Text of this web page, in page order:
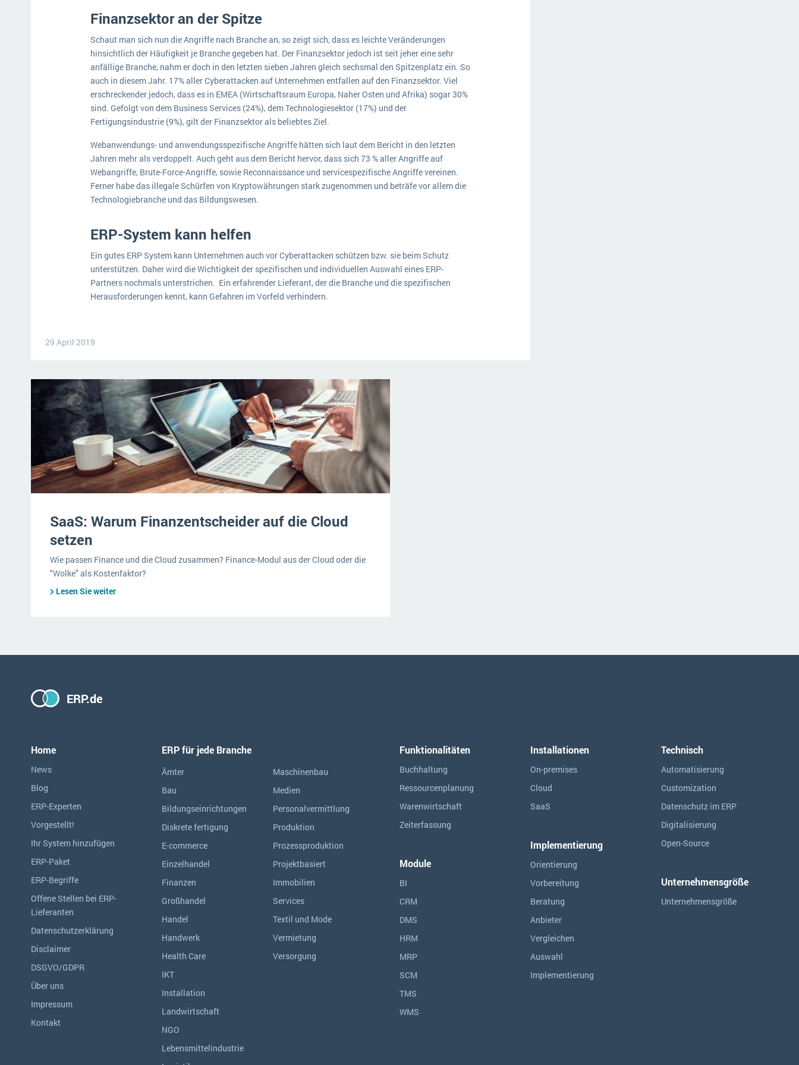
Finanzsektor an der Spitze
Schaut man sich nun die Angriffe nach Branche an, so zeigt sich, dass es leichte Veränderungen
hinsichtlich der Häufigkeit je Branche gegeben hat. Der Finanzsektor jedoch ist seit jeher eine sehr
anfällige Branche, nahm er doch in den letzten sieben Jahren gleich sechsmal den Spitzenplatz ein. So
auch in diesem Jahr. 17% aller Cyberattacken auf Unternehmen entfallen auf den Finanzsektor. Viel
erschreckender jedoch, dass es in EMEA (Wirtschaftsraum Europa, Naher Osten und Afrika) sogar 30%
sind. Gefolgt von dem Business Services (24%), dem Technologiesektor (17%) und der
Fertigungsindustrie (9%), gilt der Finanzsektor als beliebtes Ziel.
Webanwendungs- und anwendungsspezifische Angriffe hätten sich laut dem Bericht in den letzten
Jahren mehr als verdoppelt. Auch geht aus dem Bericht hervor, dass sich 73 % aller Angriffe auf
Webangriffe, Brute-Force-Angriffe, sowie Reconnaissance und servicespezifische Angriffe vereinen.
Ferner habe das illegale Schürfen von Kryptowährungen stark zugenommen und beträfe vor allem die
Technologiebranche und das Bildungswesen.
ERP-System kann helfen
Ein gutes ERP System kann Unternehmen auch vor Cyberattacken schützen bzw. sie beim Schutz
unterstützen. Daher wird die Wichtigkeit der spezifischen und individuellen Auswahl eines ERP-
Partners nochmals unterstrichen. Ein erfahrender Lieferant, der die Branche und die spezifischen
Herausforderungen kennt, kann Gefahren im Vorfeld verhindern.
29 April 2019
SaaS: Warum Finanzentscheider auf die Cloud
setzen
Wie passen Finance und die Cloud zusammen? Finance-Modul aus der Cloud oder die
"Wolke" als Kostenfaktor?
Lesen Sie weiter
ERP.de
Home
News
Blog
ERP-Experten
Vorgestellt!
Ihr System hinzufügen
ERP-Paket
ERP-Begriffe
Offene Stellen bei ERP-
Lieferanten
Datenschutzerklärung
Disclaimer
DSGVO/GDPR
Über uns
Impressum
Kontakt
ERP für jede Branche
Ämter
Bau
Bildungseinrichtungen
Diskrete fertigung
E-commerce
Einzelhandel
Finanzen
Großhandel
Handel
Handwerk
Health Care
IKT
Installation
Landwirtschaft
NGO
Lebensmittelindustrie
Maschinenbau
Medien
Personalvermittlung
Produktion
Prozessproduktion
Projektbasiert
Immobilien
Services
Textil und Mode
Vermietung
Versorgung
Funktionalitäten
Buchhaltung
Ressourcen­planung
Warenwirtschaft
Zeiterfassung
Module
BI
CRM
DMS
HRM
MRP
SCM
TMS
WMS
Installationen
On-premises
Cloud
SaaS
Implementierung
Orientierung
Vorbereitung
Beratung
Anbieter
Vergleichen
Auswahl
Implementierung
Technisch
Automatisierung
Customization
Datenschutz im ERP
Digitalisierung
Open-Source
Unternehmensgröße
Unternehmensgröße